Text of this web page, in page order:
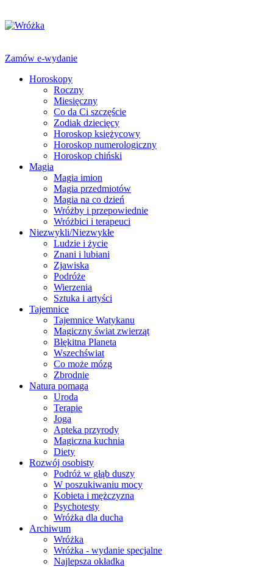
Zamów e-wydanie
Horoskopy
Roczny
Miesięczny
Co da Ci szczęście
Zodiak dziecięcy
Horoskop księżycowy
Horoskop numerologiczny
Horoskop chiński
Magia
Magia imion
Magia przedmiotów
Magia na co dzień
Wróżby i przepowiednie
Wróżbici i terapeuci
Niezwykli/Niezwykłe
Ludzie i życie
Znani i lubiani
Zjawiska
Podróże
Wierzenia
Sztuka i artyści
Tajemnice
Tajemnice Watykanu
Magiczny świat zwierząt
Błękitna Planeta
Wszechświat
Co może mózg
Zbrodnie
Natura pomaga
Uroda
Terapie
Joga
Apteka przyrody
Magiczna kuchnia
Diety
Rozwój osobisty
Podróż w głąb duszy
W poszukiwaniu mocy
Kobieta i mężczyzna
Psychotesty
Wróżka dla ducha
Archiwum
Wróżka
Wróżka - wydanie specjalne
Najlepsza okładka